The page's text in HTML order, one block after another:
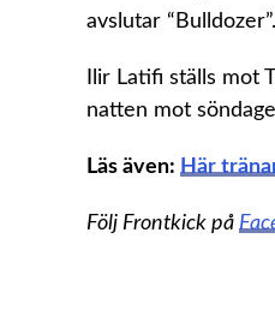
avslutar “Bulldozer”.
Ilir Latifi ställs mot
natten mot
Läs även: Här
Följ Frontkick på